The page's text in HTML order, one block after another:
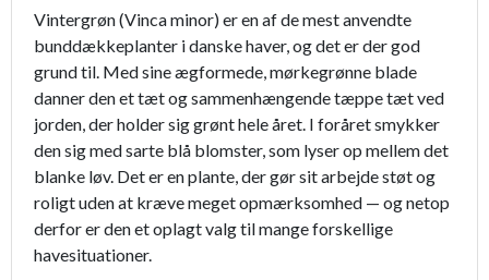
Vintergrøn (Vinca minor) er en af de mest anvendte
bunddækkeplanter i danske haver, og det er der god
grund til. Med sine ægformede, mørkegrønne blade
danner den et tæt og sammenhængende tæppe tæt ved
jorden, der holder sig grønt hele året. I foråret smykker
den sig med sarte blå blomster, som lyser op mellem det
blanke løv. Det er en plante, der gør sit arbejde støt og
roligt uden at kræve meget opmærksomhed — og netop
derfor er den et oplagt valg til mange forskellige
havesituationer.